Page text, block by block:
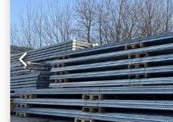
bağlantılarınız: Bay: Andre
Falk Deutsch Ürün
toplama için
nakliyesi veya gönderimi
ayrıca talep edilebilecek
T Tepfx Apcsck teslimat
bağlı olarak.